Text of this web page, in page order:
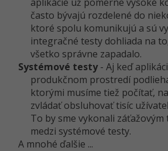
často bývajú rozdelené do
ktoré spolu komunikujú a sú
integračné testy dohliada na
všetko správne zapadalo.
Systémové testy- Aj keď
produkčnom prostredí
ktorými musíme tiež počítať,
zvládať obsluhovať tisíc
To by sme vykonali
medzi systémové testy.
A mnohé ďalšie ...